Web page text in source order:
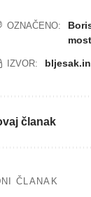
OZNAČENO:
IZVOR:
članak
ČLANAK